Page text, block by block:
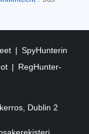
SpyHunterin
RegHunter-
Dublin 2